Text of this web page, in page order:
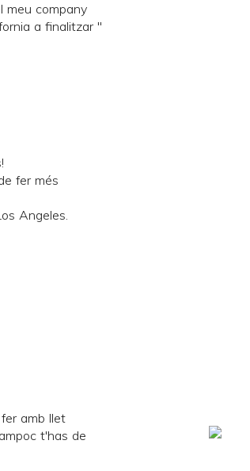
meu company
a finalitzar "
fer més
Angeles.
amb llet
t'has de